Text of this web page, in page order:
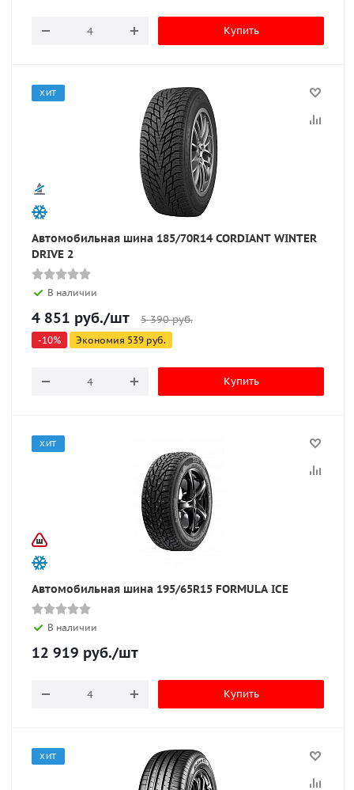
Купить
ХИТ
Автомобильная шина 185/70R14 CORDIANT WINTER
DRIVE 2
В наличии
4 851 руб./шт 5 390руб.
-10% Экономия 539 руб.
Купить
ХИТ
Автомобильная шина 195/65R15 FORMULA ICE
В наличии
12 919 руб./шт
Купить
ХИТ